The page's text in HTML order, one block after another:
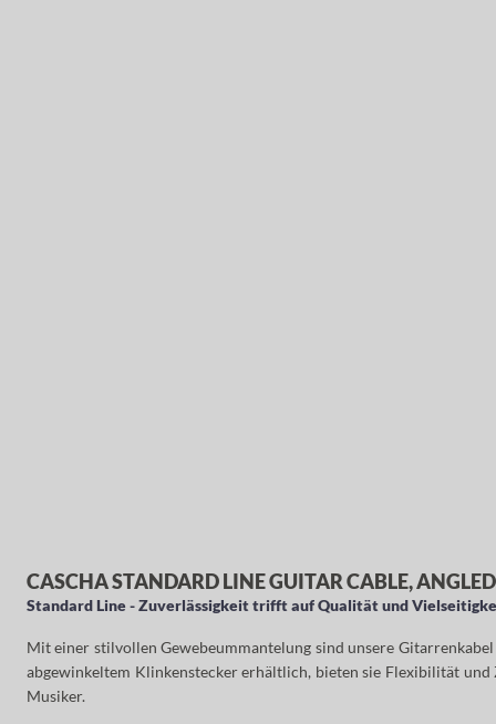
CASCHA STANDARD LINE GUITAR CABLE,
Standard Line - Zuverlässigkeit trifft auf Qualität und
Mit einer stilvollen Gewebeummantelung sind unsere
abgewinkeltem Klinkenstecker erhältlich, bieten sie Flexibilität und
Musiker.